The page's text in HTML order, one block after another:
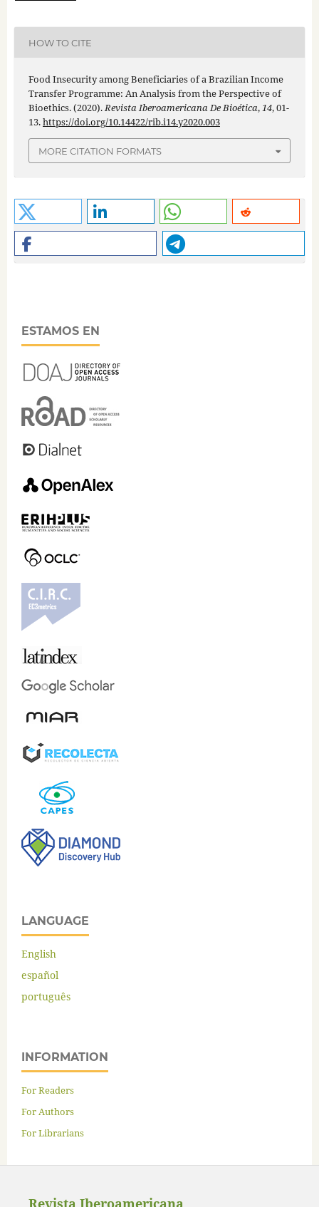
HOW TO CITE
Food Insecurity among Beneficiaries of a Brazilian Income
Transfer Programme: An Analysis from the Perspective of
Bioethics. (2020).Revista Iberoamericana De Bioética,14, 01-
13.https://doi.org/10.14422/rib.i14.y2020.003
MORE CITATION FORMATS
ESTAMOS EN
LANGUAGE
English
español
português
INFORMATION
For Readers
For Authors
For Librarians